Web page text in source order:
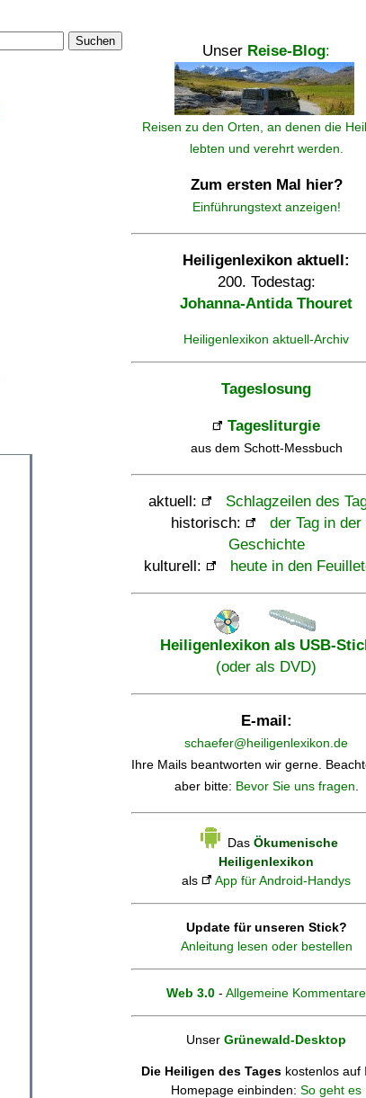
Suchen
Unser Reise-Blog:
Reisen zu den Orten, an denen die
lebten und verehrt werden.
Zum ersten Mal hier?
Einführungstext anzeigen!
Heiligenlexikon aktuell:
200. Todestag:
Johanna-Antida Thouret
Heiligenlexikon aktuell-Archiv
Tageslosung
Tagesliturgie
aus dem Schott-Messbuch
aktuell:
Schlagzeilen des
historisch:
der Tag in der
Geschichte
kulturell:
heute in den
Heiligenlexikon als USB-
(oder als DVD)
E-mail:
schaefer@heiligenlexikon.de
Ihre Mails beantworten wir gerne.
aber bitte: Bevor Sie uns fragen.
Das Ökumenische
Heiligenlexikon
als
App für Android-Handys
Update für unseren Stick?
Anleitung lesen oder bestellen
Web 3.0 - Allgemeine Kommentare
Unser Grünewald-Desktop
Die Heiligen des Tages kostenlos auf
Homepage einbinden: So geht es